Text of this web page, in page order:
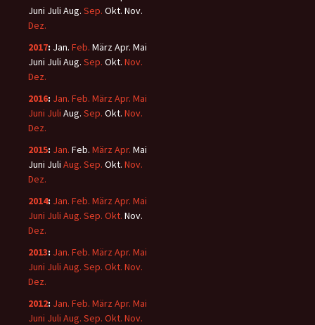
Juni Juli Aug. Sep. Okt. Nov.
Dez.
2017: Jan. Feb. MärzApr. Mai
Juni Juli Aug. Sep. Okt. Nov.
Dez.
2016: Jan. Feb. März Apr. Mai
Juni Juli Aug. Sep. Okt. Nov.
Dez.
2015: Jan. Feb. März Apr. Mai
Juni Juli Aug. Sep. Okt. Nov.
Dez.
2014: Jan. Feb. März Apr. Mai
Juni Juli Aug. Sep. Okt. Nov.
Dez.
2013: Jan. Feb. März Apr. Mai
Juni Juli Aug. Sep. Okt. Nov.
Dez.
2012: Jan. Feb. März Apr. Mai
Juni Juli Aug. Sep. Okt. Nov.